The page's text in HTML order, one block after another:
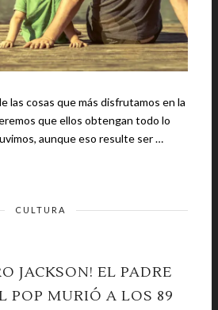
las cosas que más disfrutamos en la
que ellos obtengan todo lo
aunque eso resulte ser …
CULTURA
JACKSON! EL PADRE
POP MURIÓ A LOS 89